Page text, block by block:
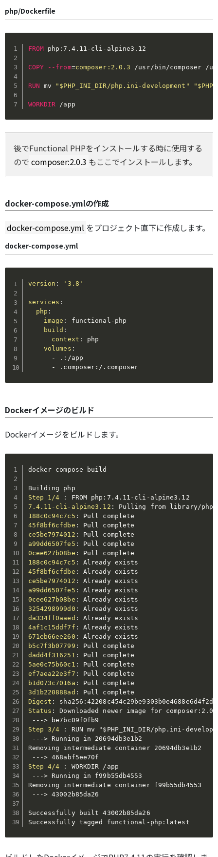
php/Dockerfile
FROM php:7.4.11-cli-alpine3.12
COPY --from=composer:2.0.3 /usr/bin/composer /
RUN mv "$PHP_INI_DIR/php.ini-development"
WORKDIR /app
後でFunctional PHPをインストールする時に使用する
ので composer:2.0.3 もここでインストールします。
docker-compose.ymlの作成
docker-compose.yml をプロジェクト直下に作成します。
docker-compose.yml
version : '3.8'
services :
php :
image : functional - php
build :
context :
php
volumes :
-
. : /app
-
.composer : /.composer
Dockerイメージのビルド
Dockerイメージをビルドします。
docker- compose build
Step 1/4
: FROM php : 7.4.11 - cli -
7.4.11-cli-alpine3.12 :
188c0c94c7c5 :
45f8bf6cfdbe :
ce5be7974012 :
a99dd6507fe5 :
0cee627b08be :
188c0c94c7c5 :
45f8bf6cfdbe :
ce5be7974012 :
a99dd6507fe5 :
0cee627b08be :
3254298999d0 :
da334ff0aaed :
4af1c15ddf7f :
671eb66ee260 :
b5c7f3b07799 :
dadd4f316251 :
5ae0c75b60c1 :
ef7aea22e3f7 :
b1d073c7016a :
3d1b220888ad :
Digest : sha256 :
Status : Downloaded newer image for composer:
--->
Step 3/4
: RUN mv "$PHP_INI_DIR/php.ini -
---> Running in 20694db3e1b2
Removing intermediate container 20694db3e1b2
--->
Step 4/4
:
WORKDIR /app
---> Running in f99b55db4553
Removing intermediate container f99b55db4553
---> 43002b85da26
Successfully built 43002b85da26
Successfully tagged functional - php : latest